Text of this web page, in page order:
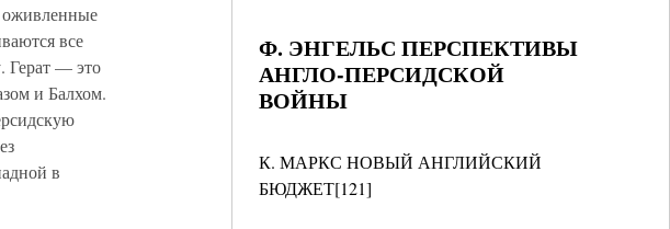
Ф. ЭНГЕЛЬС ПЕРСПЕКТИВЫ
АНГЛО-ПЕРСИДСКОЙ
ВОЙНЫ
К. МАРКС НОВЫЙ АНГЛИЙСКИЙ
БЮДЖЕТ[121]
оживленные
все
Герат — это
и Балхом.
в